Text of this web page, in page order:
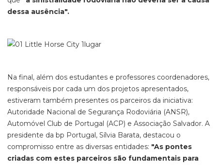
dessa ausência".
Na final, além dos estudantes e professores coordenadores,
responsáveis por cada um dos projetos apresentados,
estiveram também presentes os parceiros da iniciativa:
Autoridade Nacional de Segurança Rodoviária (ANSR),
Automóvel Club de Portugal (ACP) e Associação Salvador. A
presidente da bp Portugal, Sílvia Barata, destacou o
compromisso entre as diversas entidades: "As pontes
criadas com estes parceiros são fundamentais para